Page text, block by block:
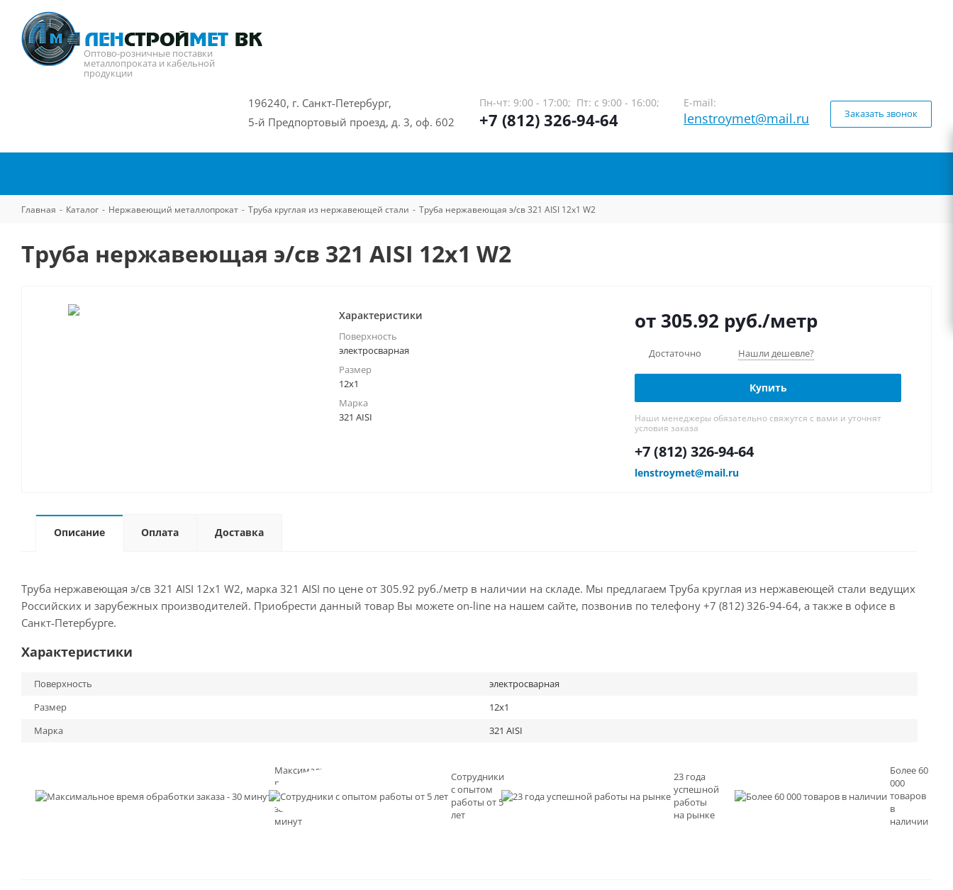
Оптово-розничные поставки
металлопроката и кабельной
продукции
196240, г. Санкт-Петербург,
5-й Предпортовый проезд, д. 3, оф. 602
Пн-чт: 9:00 - 17:00; Пт: с 9:00 - 16:00;
+7 (812) 326-94-64
E-mail:
lenstroymet@mail.ru Заказать звонок
Главная - Каталог - Нержавеющий металлопрокат - Труба круглая из нержавеющей стали - Труба нержавеющая э/св 321 AISI 12х1 W2
Труба нержавеющая э/св 321 AISI 12х1 W2
Характеристики
Поверхность
электросварная
Размер
12х1
Марка
321 AISI
от 305.92 руб./метр
Достаточно Нашли дешевле?
Купить
Наши менеджеры обязательно свяжутся с вами и уточнят
условия заказа
+7 (812) 326-94-64
lenstroymet@mail.ru
Описание Оплата Доставка
Труба нержавеющая э/св 321 AISI 12х1 W2, марка 321 AISI по цене от 305.92 руб./метр в наличии на складе. Мы предлагаем Труба круглая из нержавеющей стали ведущих
Российских и зарубежных производителей. Приобрести данный товар Вы можете on-line на нашем сайте, позвонив по телефону +7 (812) 326-94-64, а также в офисе в
Санкт-Петербурге.
Характеристики
Поверхность
электросварная
Размер
12х1
Марка
321 AISI
Максимальное
время
обработки
заказа - 30
минут
Сотрудники
с опытом
работы от 5
лет
23 года
успешной
работы
на рынке
Более 60
000
товаров
в
наличии